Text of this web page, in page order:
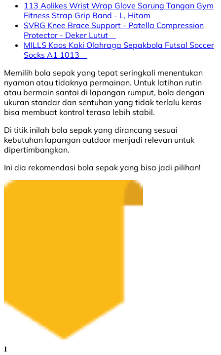
113 Aolikes Wrist Wrap Glove Sarung Tangan Gym
Fitness Strap Grip Band - L, Hitam
SVRG Knee Brace Support - Patella Compression
Protector - Deker Lutut
MILLS Kaos Kaki Olahraga Sepakbola Futsal Soccer
Socks A1 1013
Memilih bola sepak yang tepat seringkali menentukan
nyaman atau tidaknya permainan. Untuk latihan rutin
atau bermain santai di lapangan rumput, bola dengan
ukuran standar dan sentuhan yang tidak terlalu keras
bisa membuat kontrol terasa lebih stabil.
Di titik inilah bola sepak yang dirancang sesuai
kebutuhan lapangan outdoor menjadi relevan untuk
dipertimbangkan.
Ini dia rekomendasi bola sepak yang bisa jadi pilihan!
1